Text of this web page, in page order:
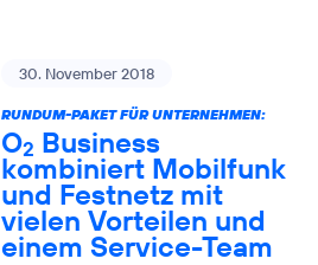
30. November 2018
RUNDUM-PAKET FÜR UNTERNEHMEN:
O2 Business
kombiniert Mobilfunk
und Festnetz mit
vielen Vorteilen und
einem Service-Team